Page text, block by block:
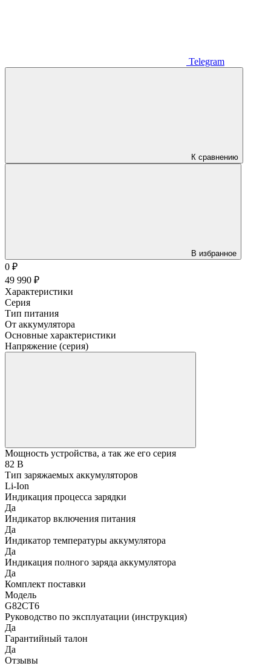
Telegram
К сравнению
В избранное
0 ₽
49 990 ₽
Характеристики
Серия
Тип питания
От аккумулятора
Основные характеристики
Напряжение (серия)
Мощность устройства, а так же его серия
82 В
Тип заряжаемых аккумуляторов
Li-Ion
Индикация процесса зарядки
Да
Индикатор включения питания
Да
Индикатор температуры аккумулятора
Да
Индикация полного заряда аккумулятора
Да
Комплект поставки
Модель
G82CT6
Руководство по эксплуатации (инструкция)
Да
Гарантийный талон
Да
Отзывы